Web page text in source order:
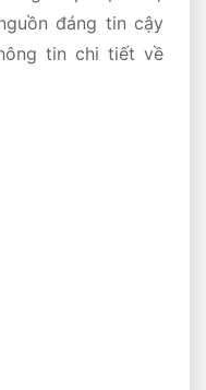
đáng tin cậy
tin chi tiết về